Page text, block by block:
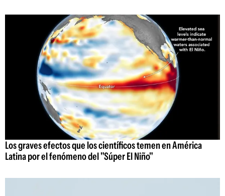
Los graves efectos que los científicos temen en América
Latina por el fenómeno del "Súper El Niño"